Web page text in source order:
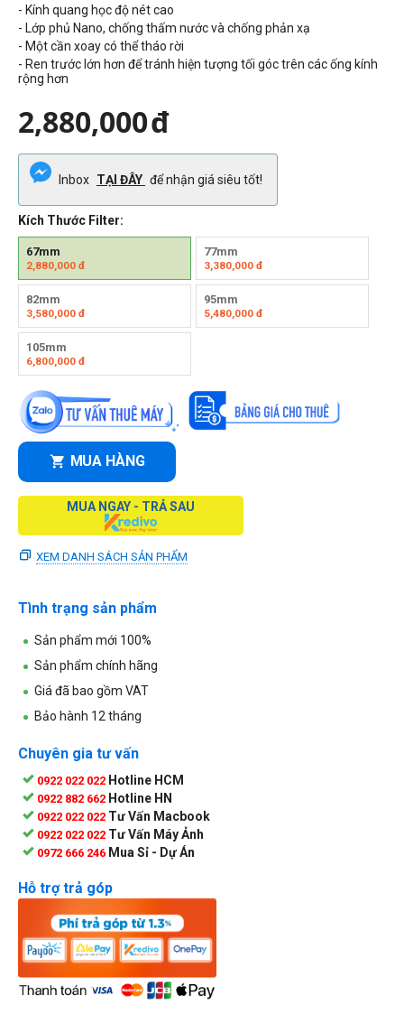
- Kính quang học độ nét cao
- Lớp phủ Nano, chống thấm nước và chống phản xạ
- Một cần xoay có thể tháo rời
- Ren trước lớn hơn để tránh hiện tượng tối góc trên các ống kính
rộng hơn
2,880,000đ
Inbox TẠI ĐÂY để nhận giá siêu tốt!
Kích Thước Filter:
67mm
2,880,000 đ
77mm
3,380,000đ
82mm
3,580,000 đ
95mm
5,480,000đ
105mm
6,800,000 đ
MUA HÀNG
MUA NGAY - TRẢ SAU
XEM DANH SÁCH SẢN PHẨM
Tình trạng sản phẩm
Sản phẩm mới 100%
Sản phẩm chính hãng
Giá đã bao gồm VAT
Bảo hành 12 tháng
Chuyên gia tư vấn
0922 022 022 Hotline HCM
0922 882 662 Hotline HN
0922 022 022 Tư Vấn Macbook
0922 022 022 Tư Vấn Máy Ảnh
0972 666 246 Mua Sỉ - Dự Án
Hỗ trợ trả góp